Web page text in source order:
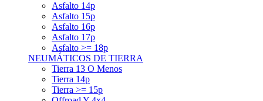
Asfalto 16p
Asfalto 17p
Asfalto >= 18p
NEUMÁTICOS DE TIERRA
Tierra 13 O Menos
Tierra 14p
Tierra >= 15p
Offroad Y 4x4
OTROS NEUMÁTICOS